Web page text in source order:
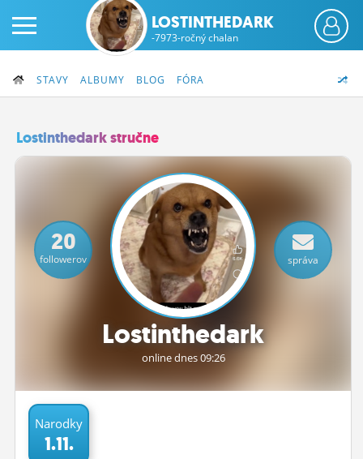
PRIHLÁS SA
ČINŽIAK
FÓRUM
STATUSY
OBRÁZKY
ĽUDIA
MÔJ PROFIL
NASTAVENIA
LOSTINTHEDARK
-7973-ročný chalan
STAVY ALBUMY BLOG FÓRA
Lostinthedark stručne
Lostinthedark
online dnes 09:26
20
followerov správa
Narodky
1.11.